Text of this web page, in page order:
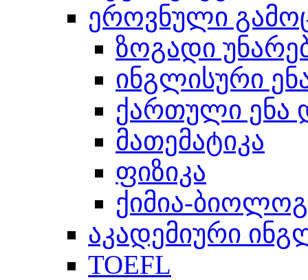
ეროვნული
ზოგადი
ინგლისური
ქართული ენა
მათემატიკა
ფიზიკა
ქიმია-
აკადემიური
TOEFL